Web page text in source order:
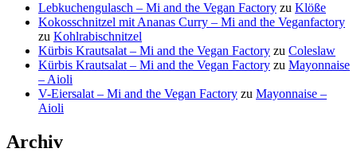
Lebkuchengulasch – Mi and the Vegan Factory zu Klöße
Kokosschnitzel mit Ananas Curry – Mi and the Veganfactory
zu Kohlrabischnitzel
Kürbis Krautsalat – Mi and the Vegan Factory zu Coleslaw
Kürbis Krautsalat – Mi and the Vegan Factory zu Mayonnaise
– Aioli
V-Eiersalat – Mi and the Vegan Factory zu Mayonnaise –
Aioli
Archiv